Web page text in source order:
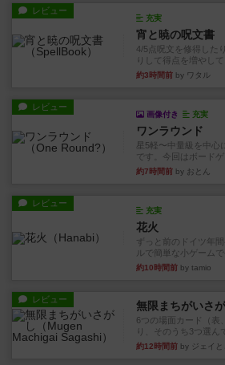
レビュー
充実
宵と暁の呪文書
4/5点呪文を修得した
りして得点を増やして
約3時間前 by ワタル
レビュー
画像付き 充実
ワンラウンド
星5軽〜中量級を中心
です。今回はボードゲ
約7時間前 by おとん
レビュー
充実
花火
ずっと前のドイツ年
ルで簡単な小ゲームで
約10時間前 by tamio
レビュー 無限まちがいさ
6つの場面カード（表
り、そのうち3つ選ん
約12時間前 by ジェイと